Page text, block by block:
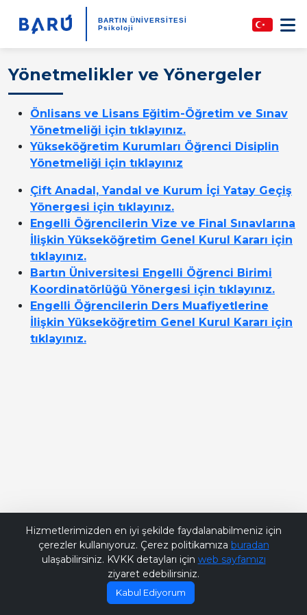
BARTIN ÜNİVERSİTESİ
Psikoloji
Yönetmelikler ve Yönergeler
Önlisans ve Lisans Eğitim-Öğretim ve Sınav
Yönetmeliği için tıklayınız.
Yükseköğretim Kurumları Öğrenci Disiplin
Yönetmeliği için tıklayınız
Çift Anadal, Yandal ve Kurum İçi Yatay Geçiş
Yönergesi için tıklayınız.
Engelli Öğrencilerin Vize ve Final Sınavlarına
İlişkin Yükseköğretim Genel Kurul Kararı için
tıklayınız.
Bartın Üniversitesi Engelli Öğrenci Birimi
Koordinatörlüğü Yönergesi için tıklayınız.
Engelli Öğrencilerin Ders Muafiyetlerine
İlişkin Yükseköğretim Genel Kurul Kararı için
tıklayınız.
Hizmetlerimizden en iyi şekilde faydalanabilmeniz için
çerezler kullanıyoruz. Çerez politikamıza buradan
ulaşabilirsiniz. KVKK detayları için web sayfamızı
ziyaret edebilirsiniz.
Kabul Ediyorum
Bana Soru Sor | Ask Me